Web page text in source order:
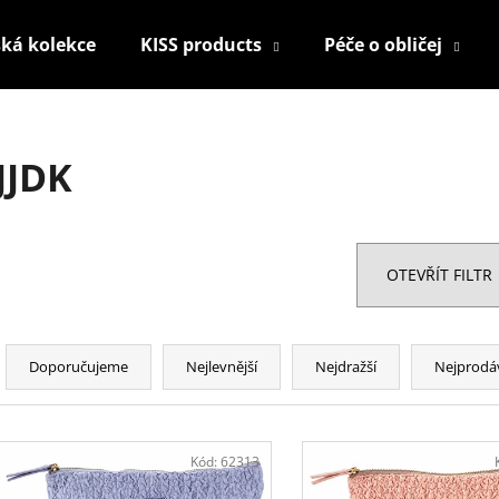
kolekce KISS products Péče o obličej
OTEVŘÍT FILTR
Doporučujeme Nejlevnější Nejdražší
Kód:62313
TUŽKA NA OČI NALEPOVACÍ